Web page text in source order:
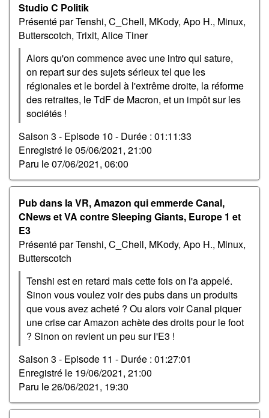
Studio C Politik
Présenté par Tenshi, C_Chell, MKody, Apo H., Minux,
Butterscotch, Trixit, Alice Tiner
Alors qu'on commence avec une intro qui sature,
on repart sur des sujets sérieux tel que les
régionales et le bordel à l'extrême droite, la réforme
des retraites, le TdF de Macron, et un impôt sur les
sociétés !
Saison 3 - Episode 10 - Durée : 01:11:33
Enregistré le05/06/2021, 21:00
Paru le07/06/2021, 06:00
Pub dans la VR, Amazon qui emmerde Canal,
CNews et VA contre Sleeping Giants, Europe 1 et
E3
Présenté par Tenshi, C_Chell, MKody, Apo H., Minux,
Butterscotch
Tenshi est en retard mais cette fois on l'a appelé.
Sinon vous voulez voir des pubs dans un produits
que vous avez acheté ? Ou alors voir Canal piquer
une crise car Amazon achète des droits pour le foot
? Sinon on revient un peu sur l'E3 !
Saison 3 - Episode 11 - Durée : 01:27:01
Enregistré le 19/06/2021, 21:00
Paru le26/06/2021, 19:30